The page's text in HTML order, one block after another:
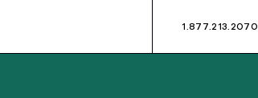
1.877.213.2070